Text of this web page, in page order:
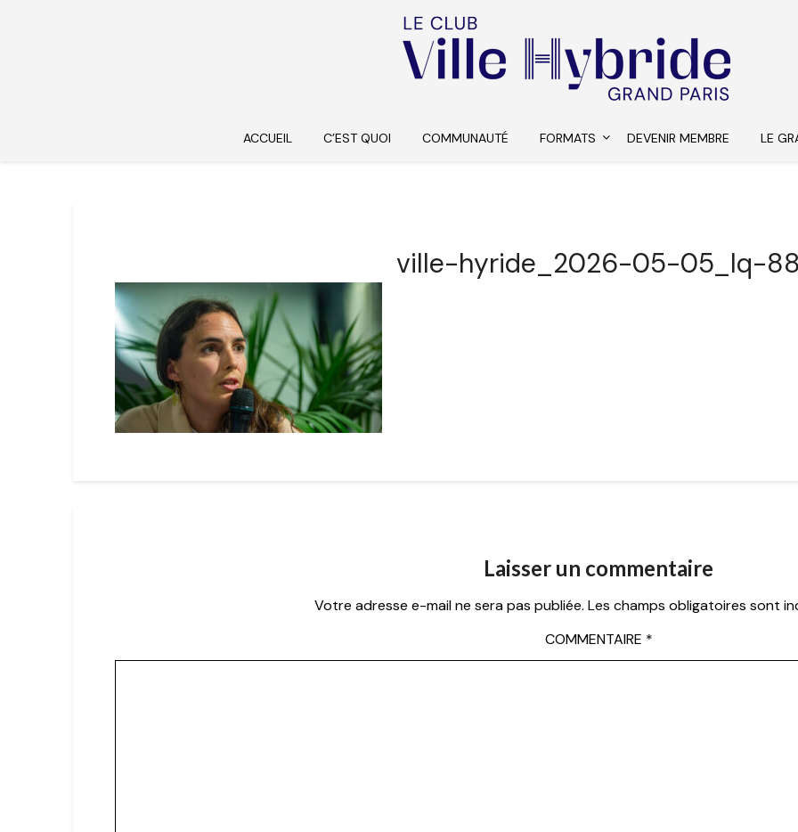
ACCUEIL C’EST QUOI COMMUNAUTÉ FORMATS DEVENIR MEMBRE LE
ville-hyride_2026-05-05_lq-88
Laisser un commentaire
Votre adresse e-mail ne sera pas publiée. Les champs obligatoires sont
COMMENTAIRE *